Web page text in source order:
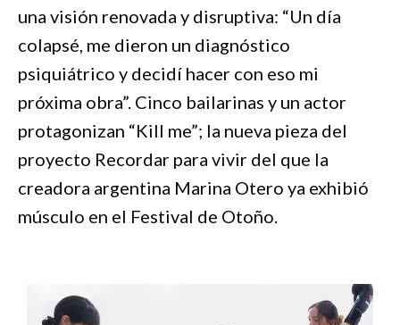
una visión renovada y disruptiva: “Un día
colapsé, me dieron un diagnóstico
psiquiátrico y decidí hacer con eso mi
próxima obra”. Cinco bailarinas y un actor
protagonizan “Kill me”; la nueva pieza del
proyecto Recordar para vivir del que la
creadora argentina Marina Otero ya exhibió
músculo en el Festival de Otoño.